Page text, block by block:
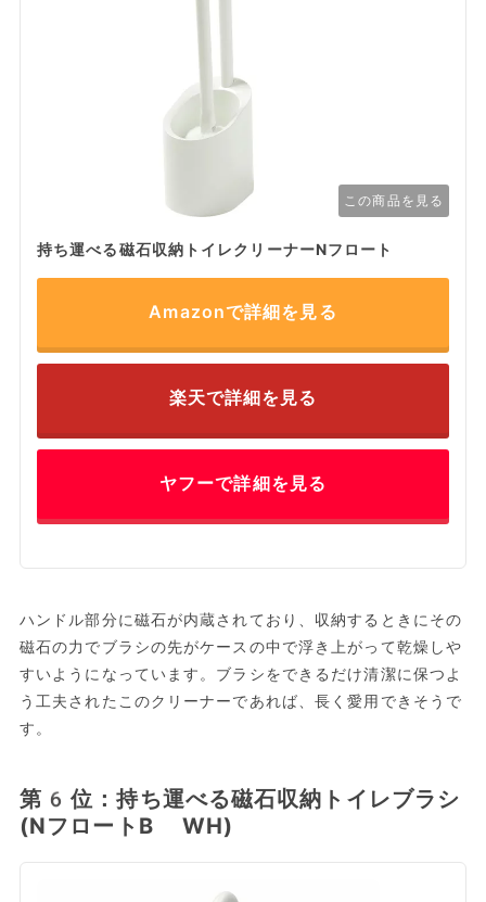
この商品を見る
持ち運べる磁石収納トイレクリーナーNフロート
Amazonで詳細を見る
楽天で詳細を見る
ヤフーで詳細を見る
ハンドル部分に磁石が内蔵されており、収納するときにその
磁石の力でブラシの先がケースの中で浮き上がって乾燥しや
すいようになっています。ブラシをできるだけ清潔に保つよ
う工夫されたこのクリーナーであれば、長く愛用できそうで
す。
第6位：持ち運べる磁石収納トイレブラシ
(NフロートB WH)